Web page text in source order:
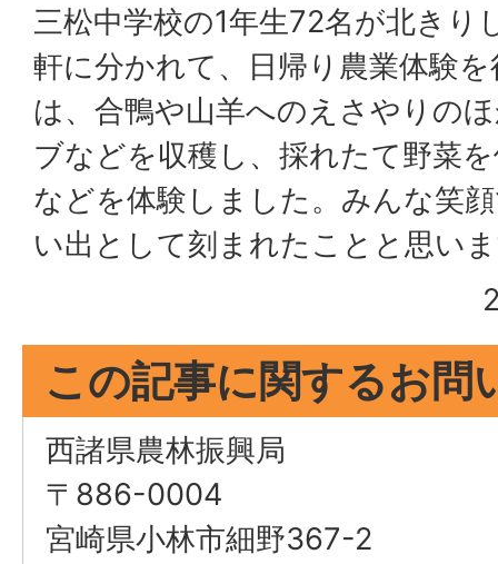
三松中学校の1年生72名が北きり
軒に分かれて、日帰り農業体験
は、合鴨や山羊へのえさやりの
ブなどを収穫し、採れたて野菜
などを体験しました。みんな笑
い出として刻まれたことと思い
この記事に関するお問
西諸県農林振興局
〒886-0004
宮崎県小林市細野367-2